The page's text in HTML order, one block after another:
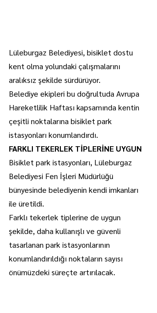
Lüleburgaz Belediyesi, bisiklet dostu
kent olma yolundaki çalışmalarını
aralıksız şekilde sürdürüyor.
Belediye ekipleri bu doğrultuda Avrupa
Hareketlilik Haftası kapsamında kentin
çeşitli noktalarına bisiklet park
istasyonları konumlandırdı.
FARKLI TEKERLEK TİPLERİNE UYGUN
Bisiklet park istasyonları, Lüleburgaz
Belediyesi Fen İşleri Müdürlüğü
bünyesinde belediyenin kendi imkanları
ile üretildi.
Farklı tekerlek tiplerine de uygun
şekilde, daha kullanışlı ve güvenli
tasarlanan park istasyonlarının
konumlandırıldığı noktaların sayısı
önümüzdeki süreçte artırılacak.